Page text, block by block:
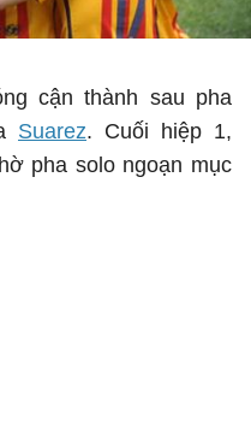
cận thành sau pha
Suarez. Cuối hiệp 1,
pha solo ngoạn mục